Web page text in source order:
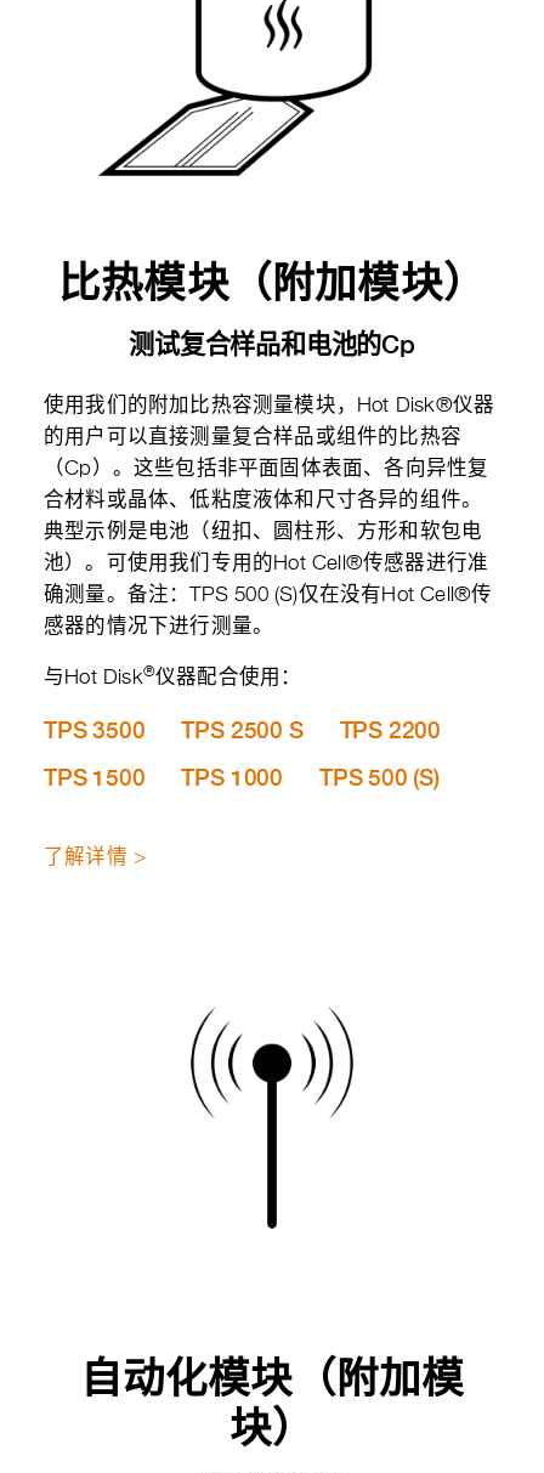
比热模块（附加模块）
测试复合样品和电池的Cp
使用我们的附加比热容测量模块，Hot Disk®仪器
的用户可以直接测量复合样品或组件的比热容
（Cp）。这些包括非平面固体表面、各向异性复
合材料或晶体、低粘度液体和尺寸各异的组件。
典型示例是电池（纽扣、圆柱形、方形和软包电
池）。可使用我们专用的Hot Cell®传感器进行准
确测量。备注：TPS 500 (S)仅在没有Hot Cell®传
感器的情况下进行测量。
与Hot Disk®仪器配合使用：
TPS 3500 TPS 2500 S
TPS 2200
TPS 1500
TPS 1000 TPS 500 (S)
了解详情 >
自动化模块（附加模
块）